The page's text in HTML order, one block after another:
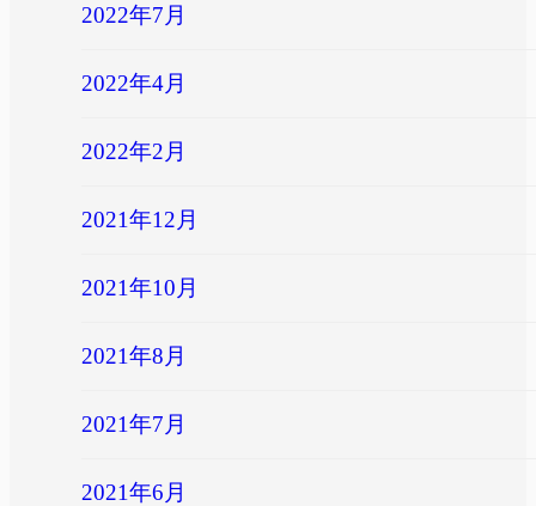
2022年7月
2022年4月
2022年2月
2021年12月
2021年10月
2021年8月
2021年7月
2021年6月